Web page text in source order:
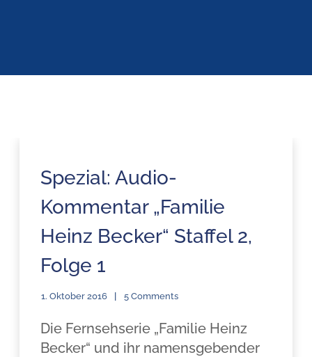
Spezial: Audio-
Kommentar „Familie
Heinz Becker“ Staffel 2,
Folge 1
1. Oktober 2016 5 Comments
Die Fernsehserie „Familie Heinz
Becker“ und ihr namensgebender